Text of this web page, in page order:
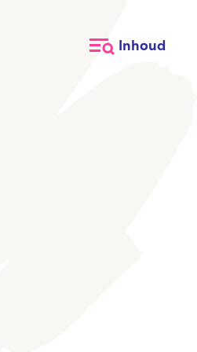
Inhoud